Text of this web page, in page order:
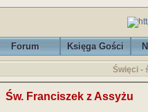
Forum Księga Gości
Święci -
Św. Franciszek z Assyżu